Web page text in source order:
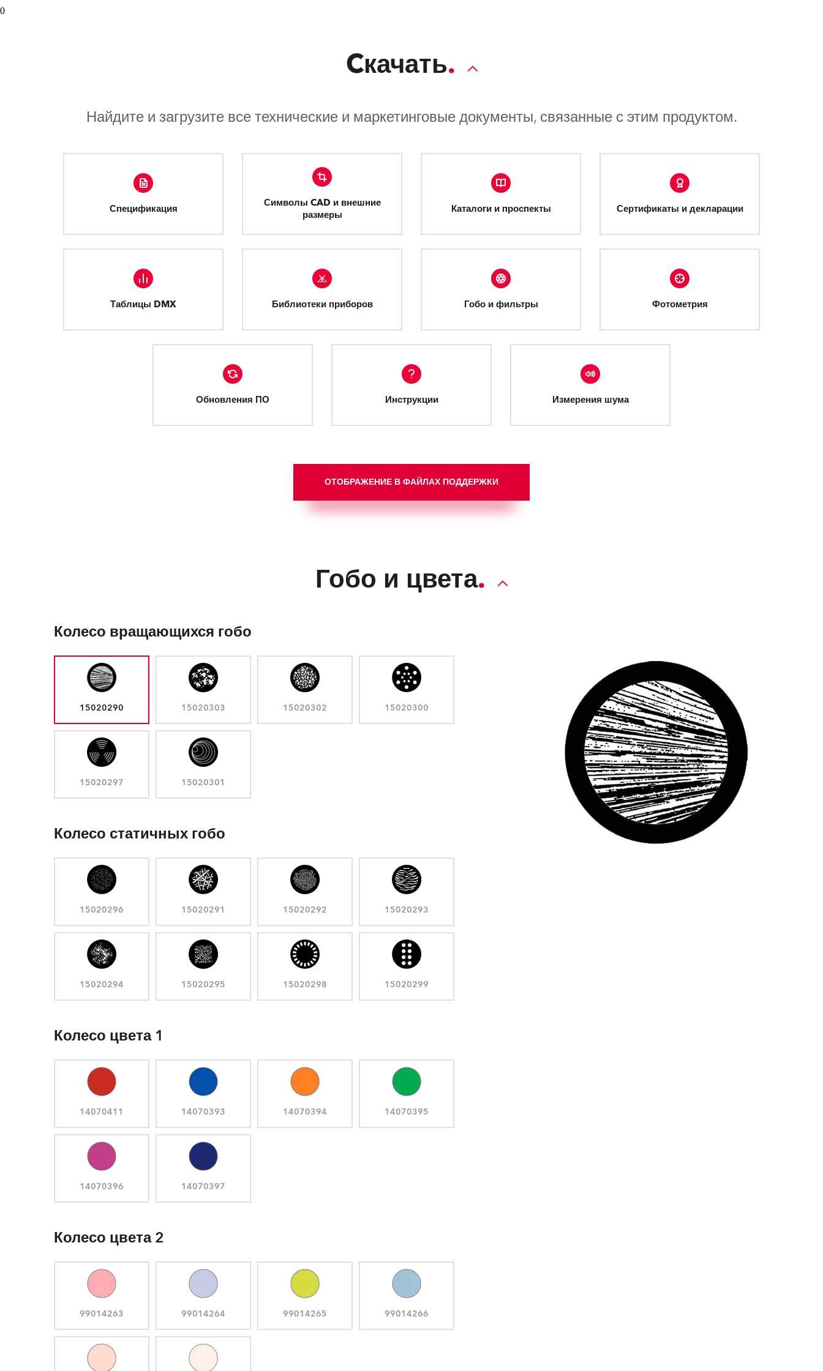
0
Cкачать
Найдите и загрузите все технические и маркетинговые документы, связанные с этим продуктом.
Спецификация
Символы CAD и внешние
размеры
Каталоги и проспекты Сертификаты и декларации
Таблицы DMX Библиотеки приборов Гобо и фильтры Фотометрия
Обновления ПО Инструкции Измерения шума
ОТОБРАЖЕНИЕ В ФАЙЛАХ ПОДДЕРЖКИ
Гобо и цвета
Колесо вращающихся гобо
15020290 15020303 15020302 15020300
15020297 15020301
Колесо статичных гобо
15020296 15020291 15020292 15020293
15020294 15020295 15020298 15020299
Колесо цвета 1
14070411 14070393 14070394 14070395
14070396 14070397
Колесо цвета 2
99014263 99014264 99014265 99014266